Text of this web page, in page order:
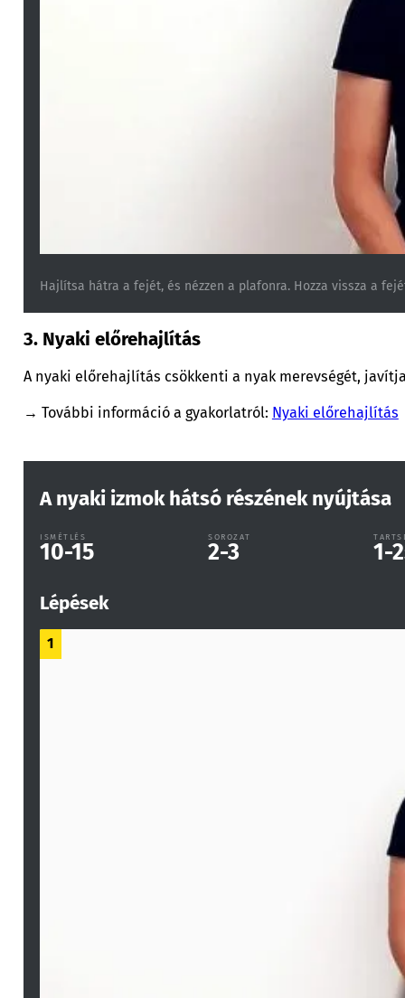
Hajlítsa hátra a fejét, és nézzen a plafonra. Hozza vissza a
3. Nyaki előrehajlítás
A nyaki előrehajlítás csökkenti a nyak merevségét,
→ További információ a gyakorlatról: Nyaki előrehajlítás
A nyaki izmok hátsó részének nyújtása
ISMÉTLÉS
10-15
SOROZAT
2-3 1-2
Lépések
1